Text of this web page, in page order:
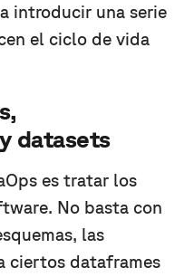
introducir una serie
el ciclo de vida
datasets
es tratar los
No basta con
las
ciertos dataframes